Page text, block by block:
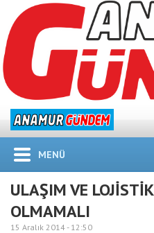
MENÜ
ULAŞIM VE
OLMAMALI
15 Aralık 2014 - 12:50